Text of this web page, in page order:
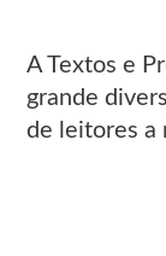
A Textos e
grande
de leitores a